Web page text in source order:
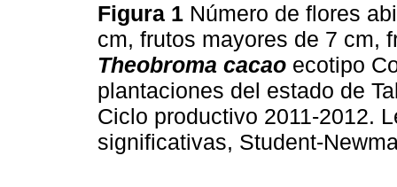
Figura 1 Número de flores
cm, frutos mayores de 7 cm,
Theobroma cacao ecotipo
plantaciones del estado de
Ciclo productivo 2011-2012.
significativas, Student-